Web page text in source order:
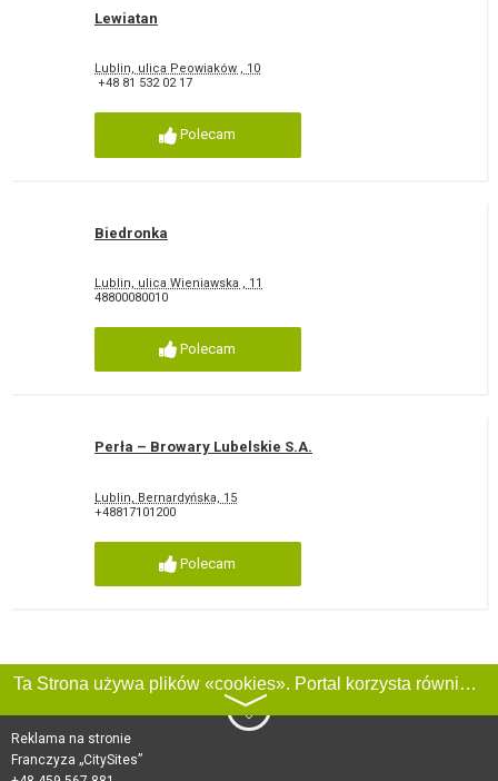
Lewiatan
Lublin, ulica Peowiaków , 10
+48 81 532 02 17
Polecam
Biedronka
Lublin, ulica Wieniawska , 11
48800080010
Polecam
Perła – Browary Lubelskie S.A.
Lublin, Bernardyńska, 15
+48817101200
Polecam
Ta Strona używa plików «cookies». Portal korzysta również z serwisu internetowego do zbierania danych technicznych o odwiedzających w celu uzyskania informacji marketingowych i statystycznych. Warunki przetwarzania danych odwiedzających Stronę, patrz:
〉
Reklama na stronie
Franczyza „CitySites”